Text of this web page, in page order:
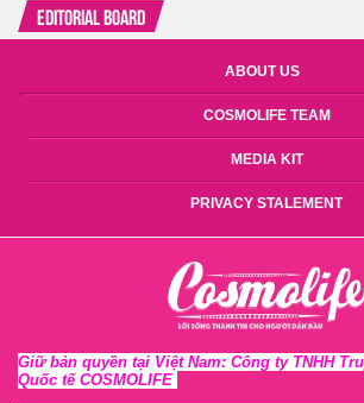
Editorial Board
ABOUT US
COSMOLIFE TEAM
MEDIA KIT
PRIVACY STALEMENT
Giữ bản quyền tại Việt Nam: Công ty TNHH
Quốc tế COSMOLIFE